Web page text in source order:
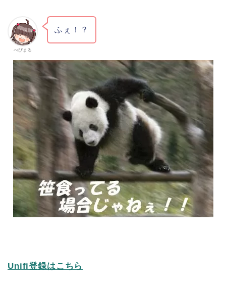
べびまる
ふぇ！？
Unifi登録はこちら